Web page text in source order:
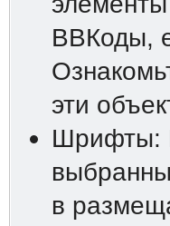
ВВКоды,
эти
Шрифты:
в